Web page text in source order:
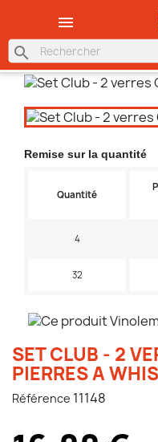

search
Remise sur la quantité
Quantité
4
32
SET CLUB - 2
PIERRES A
Référence 11148